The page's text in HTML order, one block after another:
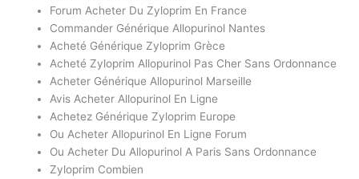
Forum Acheter Du Zyloprim En France
Commander Générique Allopurinol Nantes
Acheté Générique Zyloprim Grèce
Acheté Zyloprim Allopurinol Pas Cher Sans Ordonnance
Acheter Générique Allopurinol Marseille
Avis Acheter Allopurinol En Ligne
Achetez Générique Zyloprim Europe
Ou Acheter Allopurinol En Ligne Forum
Ou Acheter Du Allopurinol A Paris Sans Ordonnance
Zyloprim Combien